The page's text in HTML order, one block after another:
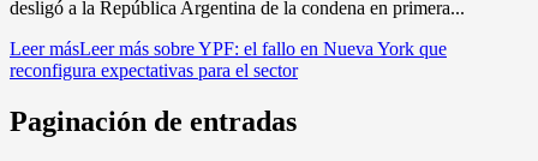
desligó a la República Argentina de la condena en primera...
Leer másLeer más sobre YPF: el fallo en Nueva York que
reconfigura expectativas para el sector
Paginación de entradas